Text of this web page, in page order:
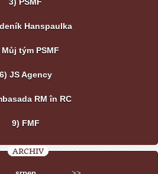
3) PSMF
Hanspaulka
Můj tým PSMF
6) JS Agency
RM în RC
9) FMF
ARCHIV